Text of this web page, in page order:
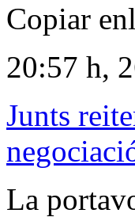
Copiar
20:57 h,
Junts
La